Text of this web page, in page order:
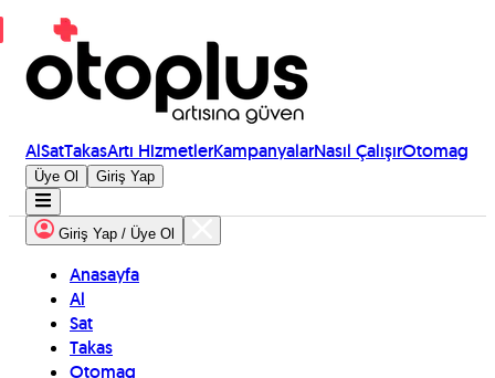
AlSatTakasArtı HizmetlerKampanyalarNasıl ÇalışırOtomag
Üye Ol Giriş Yap
Giriş Yap / Üye Ol
Anasayfa
Al
Sat
Takas
Otomag